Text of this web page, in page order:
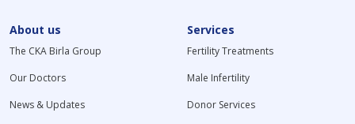
About us
The CKA Birla Group
Our Doctors
News & Updates
Services
Fertility Treatments
Male Infertility
Donor Services